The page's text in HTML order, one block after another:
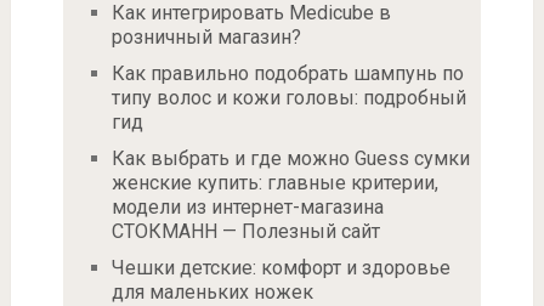
Как интегрировать Medicube в
розничный магазин?
Как правильно подобрать шампунь по
типу волос и кожи головы: подробный
гид
Как выбрать и где можно Guess сумки
женские купить: главные критерии,
модели из интернет-магазина
СТОКМАНН — Полезный сайт
Чешки детские: комфорт и здоровье
для маленьких ножек